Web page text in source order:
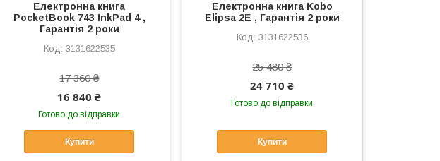
Електронна книга
PocketBook 743 InkPad 4 ,
Гарантія 2 роки
3131622535
17 360 ₴
16 840 ₴
Готово до відправки
Купити
Електронна книга Kobo
Elipsa 2E , Гарантія 2 роки
3131622536
25 480 ₴
24 710 ₴
Готово до відправки
Купити